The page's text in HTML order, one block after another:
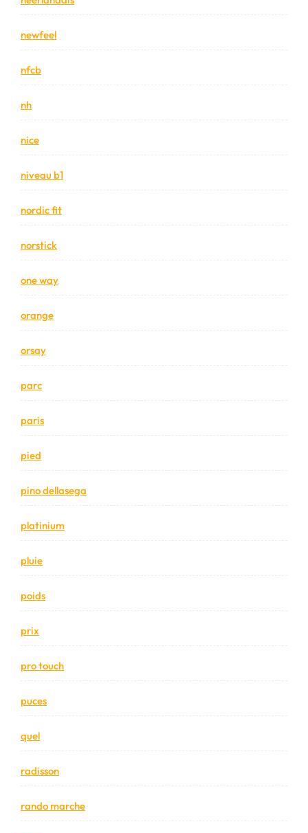
newfeel
nfcb
nh
nice
niveau b1
nordic fit
norstick
one way
orange
orsay
parc
paris
pied
pino dellasega
platinium
pluie
poids
prix
pro touch
puces
quel
radisson
rando marche